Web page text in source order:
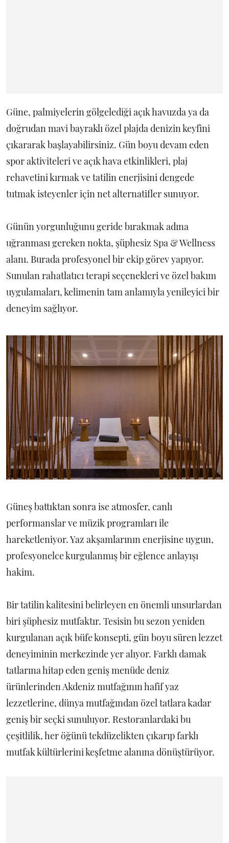
Güne, palmiyelerin gölgelediği açık havuzda ya da
doğrudan mavi bayraklı özel plajda denizin keyfini
çıkararak başlayabilirsiniz. Gün boyu devam eden
spor aktiviteleri ve açık hava etkinlikleri, plaj
rehavetini kırmak ve tatilin enerjisini dengede
tutmak isteyenler için net alternatifler sunuyor.
Günün yorgunluğunu geride bırakmak adına
uğranması gereken nokta, şüphesiz Spa & Wellness
alanı. Burada profesyonel bir ekip görev yapıyor.
Sunulan rahatlatıcı terapi seçenekleri ve özel bakım
uygulamaları, kelimenin tam anlamıyla yenileyici bir
deneyim sağlıyor.
Güneş battıktan sonra ise atmosfer, canlı
performanslar ve müzik programları ile
hareketleniyor. Yaz akşamlarının enerjisine uygun,
profesyonelce kurgulanmış bir eğlence anlayışı
hakim.
Bir tatilin kalitesini belirleyen en önemli unsurlardan
biri şüphesiz mutfaktır. Tesisin bu sezon yeniden
kurgulanan açık büfe konsepti, gün boyu süren lezzet
deneyiminin merkezinde yer alıyor. Farklı damak
tatlarına hitap eden geniş menüde deniz
ürünlerinden Akdeniz mutfağının hafif yaz
lezzetlerine, dünya mutfağından özel tatlara kadar
geniş bir seçki sunuluyor. Restoranlardaki bu
çeşitlilik, her öğünü tekdüzelikten çıkarıp farklı
mutfak kültürlerini keşfetme alanına dönüştürüyor.